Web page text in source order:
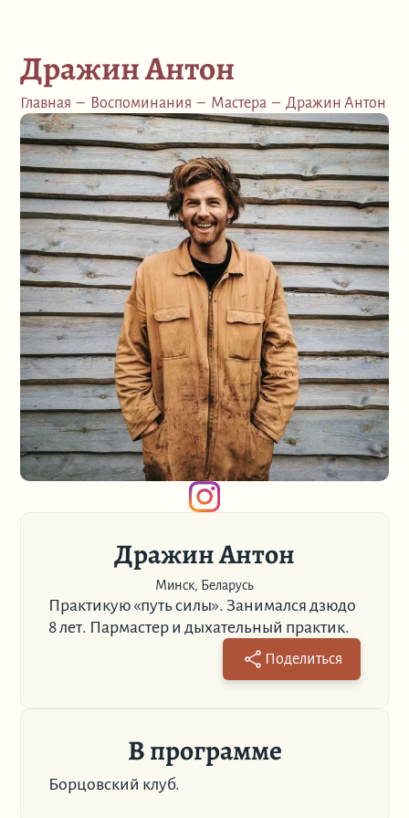
Дражин Антон
Главная – Воспоминания – Мастера –Дражин Антон
Дражин Антон
Минск, Беларусь
Практикую «путь силы». Занимался дзюдо
8 лет. Пармастер и дыхательный практик.
Поделиться
В программе
Борцовский клуб.